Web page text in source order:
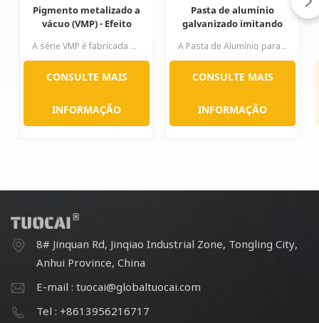
Pigmento metalizado a
vácuo (VMP) - Efeito
para revestimentos
automotivos
A série VMP é fabricada por um processo especial. A superfície do alumínio é lisa e fina, mas a relação diâmetro-espessura é muito grande. Seu brilho, efeito espelhado semelhante ao cromo e poder de cobertura são excelentes; portanto, mesmo uma pequena proporção é suficiente para proporcionar o desempenho perfeito do revestimento de cromo.Aplicação: usado em carros, rodas, tinta spray, tinta de impressão, esmalte de unhas, etc.
CONSULTE MAIS
INFORMAÇÃO
Pasta de alumínio
galvanizado imitando
automotiva para
laptop
A Pasta de Alumínio para Imitação de Galvanoplastia é produzida utilizando uma tecnologia especial de retificação. As pastas apresentam uma superfície muito lisa, bom alinhamento direcional, excelente nivelamento e cobertura superficial.
CONSULTE MAIS
INFORMAÇÃO
8# Jinquan Rd, Jinqiao Industrial Zone, Tongling City,
Anhui Province, China
E-mail : tuocai@globaltuocai.com
Tel : +8613956216717